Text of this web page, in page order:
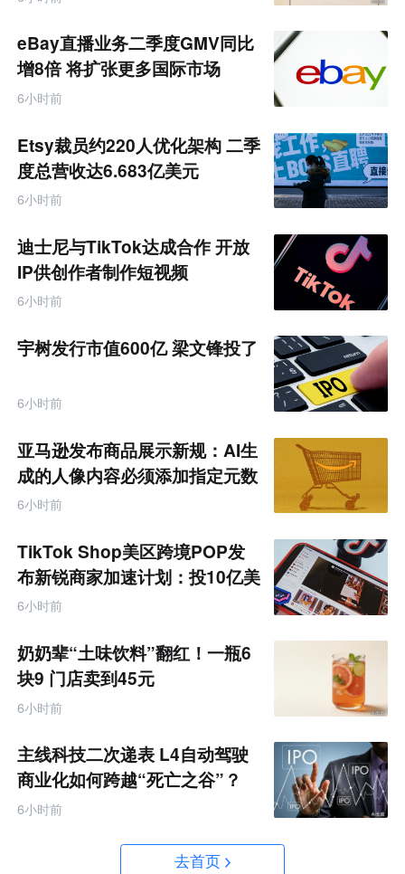
网
eBay直播业务二季度GMV同比
增8倍 将扩张更多国际市场
6小时前
Etsy裁员约220人优化架构 二季
度总营收达6.683亿美元
6小时前
迪士尼与TikTok达成合作 开放
IP供创作者制作短视频
6小时前
宇树发行市值600亿 梁文锋投了
6小时前
亚马逊发布商品展示新规：AI生
成的人像内容必须添加指定元数
据
6小时前
TikTok Shop美区跨境POP发
布新锐商家加速计划：投10亿美
金资源帮扶四类商家
6小时前
奶奶辈“土味饮料”翻红！一瓶6
块9 门店卖到45元
6小时前
主线科技二次递表 L4自动驾驶
商业化如何跨越“死亡之谷”？
6小时前
去首页